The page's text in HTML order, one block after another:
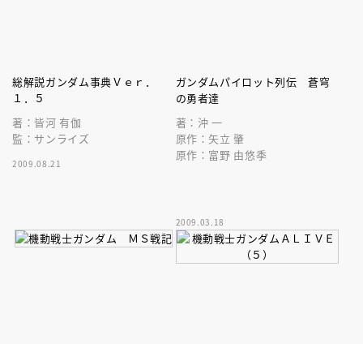
総解説ガンダム事典Ｖｅｒ．
１．５
著：皆河 有伽
監：サンライズ
2009.08.21
ガンダムパイロット列伝 蒼穹
の勇者達
著：沖 一
原作：矢立 肇
原作：富野 由悠季
2009.03.18